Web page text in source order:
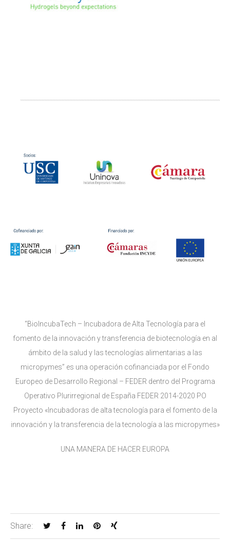
“BioIncubaTech – Incubadora de Alta Tecnología para el
fomento de la innovación y transferencia de biotecnología en al
ámbito de la salud y las tecnologías alimentarias a las
micropymes” es una operación cofinanciada por el Fondo
Europeo de Desarrollo Regional – FEDER dentro del Programa
Operativo Plurirregional de España FEDER 2014-2020 PO
Proyecto «Incubadoras de alta tecnología para el fomento de la
innovación y la transferencia de la tecnología a las micropymes»
UNA MANERA DE HACER EUROPA
Share: